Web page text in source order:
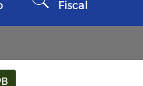
Fiscal